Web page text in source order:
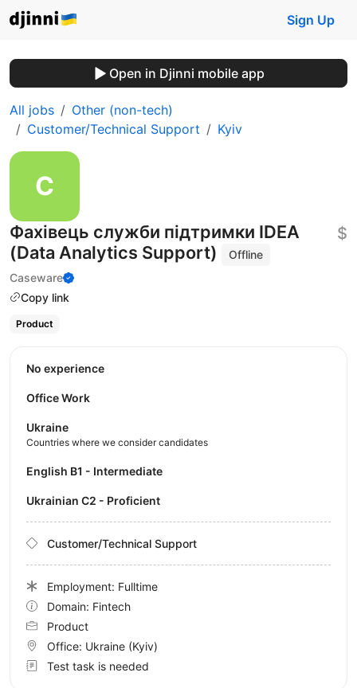
Sign Up
Open in Djinni mobile app
All jobs
Other (non-tech)
Customer/Technical Support
Kyiv
Фахівець служби підтримки IDEA
(Data Analytics Support)
Offline
Caseware
Copy link
$
Product
No experience
Office Work
Ukraine
Countries where we consider candidates
English B1 - Intermediate
Ukrainian C2 - Proficient
Customer/Technical Support
Employment: Fulltime
Domain: Fintech
Product
Office: Ukraine (Kyiv)
Test task is needed